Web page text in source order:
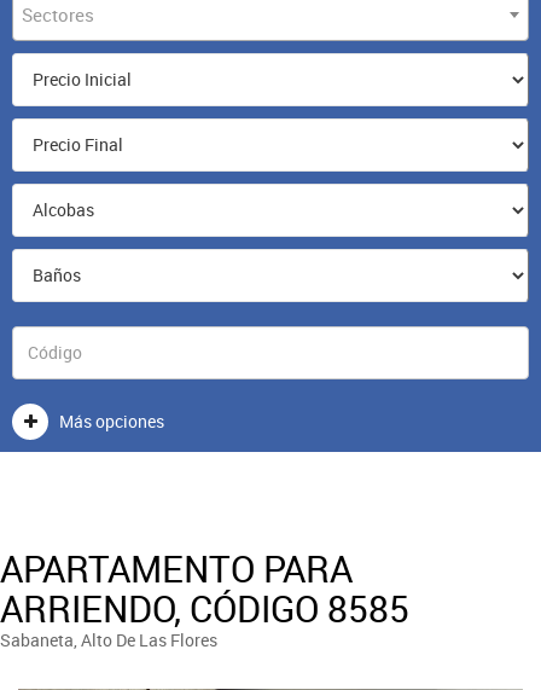
Sectores
Más opciones
APARTAMENTO PARA
ARRIENDO, CÓDIGO 8585
Sabaneta, Alto De Las Flores